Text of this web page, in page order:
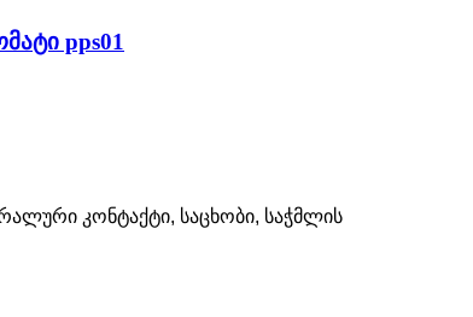
pps01
კონტაქტი, საცხობი, საჭმლის